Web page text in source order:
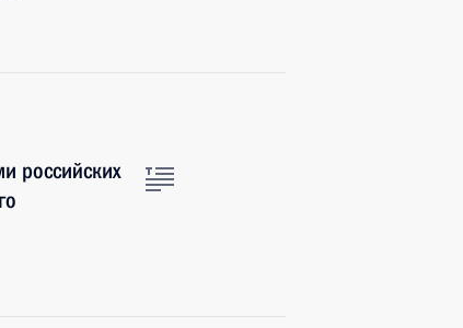
российских